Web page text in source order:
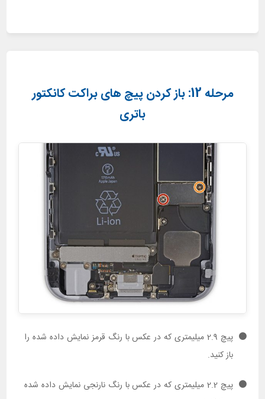
مرحله 12: باز کردن پیچ های براکت کانکتور
باتری
پیچ 2.9 میلیمتری که در عکس با رنگ قرمز نمایش داده شده را
باز کنید.
پیچ 2.2 میلیمتری که در عکس با رنگ نارنجی نمایش داده شده